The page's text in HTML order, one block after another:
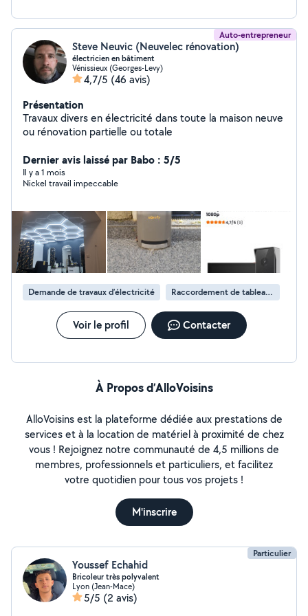
Auto-entrepreneur
Steve Neuvic (Neuvelec rénovation)
électricien en bâtiment
Vénissieux (Georges-Levy)
4,7/5 (46 avis)
Présentation
Travaux divers en électricité dans toute la maison neuve
ou rénovation partielle ou totale
Dernier avis laissé par Babo : 5/5
Il y a 1 mois
Nickel travail impeccable
Demande de travaux d’électricité Raccordement de tableau électrique
Voir le profil Contacter
À Propos d’AlloVoisins
AlloVoisins est la plateforme dédiée aux prestations de
services et à la location de matériel à proximité de chez
vous ! Rejoignez notre communauté de 4,5 millions de
membres, professionnels et particuliers, et facilitez
votre quotidien pour tous vos projets !
M'inscrire
Particulier
Youssef Echahid
Bricoleur très polyvalent
Lyon (Jean-Mace)
5/5 (2 avis)